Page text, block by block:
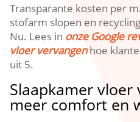
Transparante kosten per
stofarm slopen en
Nu.​ Lees in onze Google
vloer vervangenhoe
uit 5.​
Slaapkamer
meer comfort en